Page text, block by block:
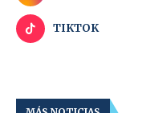
TIKTOK